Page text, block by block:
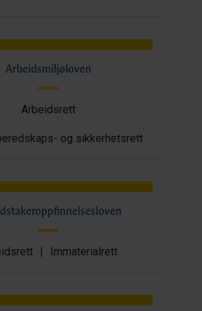
Arbeidsmiljøloven
Arbeidsrett
og sikkerhetsrett
| Immaterialrett